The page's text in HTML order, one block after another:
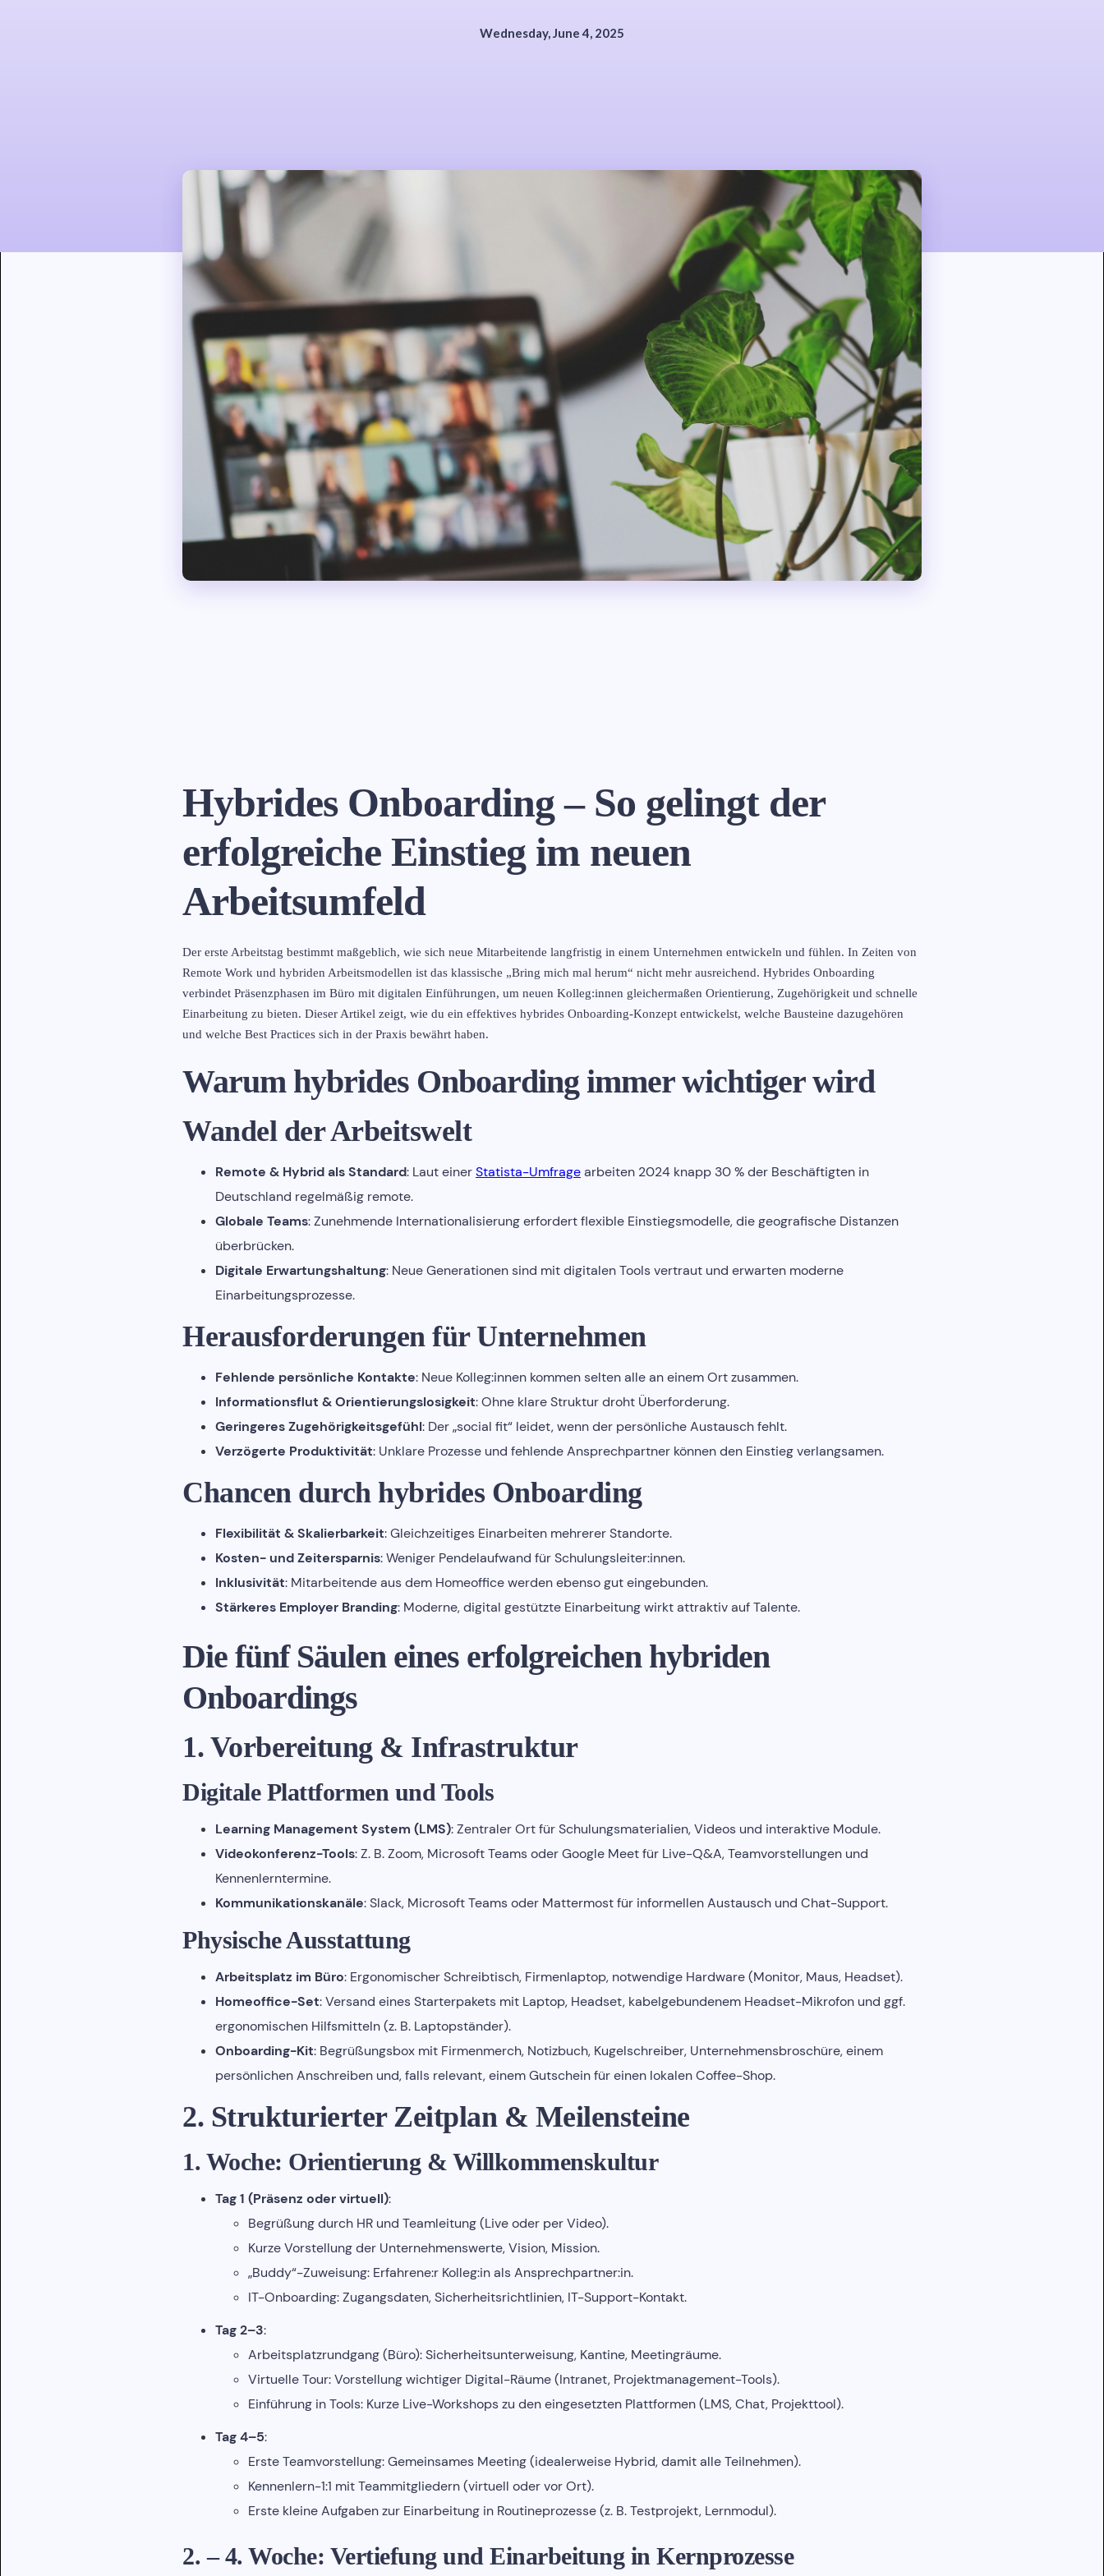
Wednesday, June 4, 2025
Hybrides Onboarding – So gelingt der
erfolgreiche Einstieg im neuen
Arbeitsumfeld
Der erste Arbeitstag bestimmt maßgeblich, wie sich neue Mitarbeitende langfristig in einem Unternehmen entwickeln und fühlen. In Zeiten von
Remote Work und hybriden Arbeitsmodellen ist das klassische „Bring mich mal herum“ nicht mehr ausreichend. Hybrides Onboarding
verbindet Präsenzphasen im Büro mit digitalen Einführungen, um neuen Kolleg:innen gleichermaßen Orientierung, Zugehörigkeit und schnelle
Einarbeitung zu bieten. Dieser Artikel zeigt, wie du ein effektives hybrides Onboarding-Konzept entwickelst, welche Bausteine dazugehören
und welche Best Practices sich in der Praxis bewährt haben.
Warum hybrides Onboarding immer wichtiger wird
Wandel der Arbeitswelt
Remote & Hybrid als Standard: Laut einerStatista-Umfragearbeiten 2024 knapp 30 % der Beschäftigten in
Deutschland regelmäßig remote.
Globale Teams: Zunehmende Internationalisierung erfordert flexible Einstiegsmodelle, die geografische Distanzen
überbrücken.
Digitale Erwartungshaltung: Neue Generationen sind mit digitalen Tools vertraut und erwarten moderne
Einarbeitungsprozesse.
Herausforderungen für Unternehmen
Fehlende persönliche Kontakte: Neue Kolleg:innen kommen selten alle an einem Ort zusammen.
Informationsflut & Orientierungslosigkeit: Ohne klare Struktur droht Überforderung.
Geringeres Zugehörigkeitsgefühl: Der „social fit“ leidet, wenn der persönliche Austausch fehlt.
Verzögerte Produktivität: Unklare Prozesse und fehlende Ansprechpartner können den Einstieg verlangsamen.
Chancen durch hybrides Onboarding
Flexibilität & Skalierbarkeit: Gleichzeitiges Einarbeiten mehrerer Standorte.
Kosten- und Zeitersparnis: Weniger Pendelaufwand für Schulungsleiter:innen.
Inklusivität: Mitarbeitende aus dem Homeoffice werden ebenso gut eingebunden.
Stärkeres Employer Branding: Moderne, digital gestützte Einarbeitung wirkt attraktiv auf Talente.
Die fünf Säulen eines erfolgreichen hybriden
Onboardings
1. Vorbereitung & Infrastruktur
Digitale Plattformen und Tools
Learning Management System (LMS): Zentraler Ort für Schulungsmaterialien, Videos und interaktive Module.
Videokonferenz-Tools: Z. B. Zoom, Microsoft Teams oder Google Meet für Live-Q&A, Teamvorstellungen und
Kennenlerntermine.
Kommunikationskanäle: Slack, Microsoft Teams oder Mattermost für informellen Austausch und Chat-Support.
Physische Ausstattung
Arbeitsplatz im Büro: Ergonomischer Schreibtisch, Firmenlaptop, notwendige Hardware (Monitor, Maus, Headset).
Homeoffice-Set: Versand eines Starterpakets mit Laptop, Headset, kabelgebundenem Headset-Mikrofon und ggf.
ergonomischen Hilfsmitteln (z. B. Laptopständer).
Onboarding-Kit: Begrüßungsbox mit Firmenmerch, Notizbuch, Kugelschreiber, Unternehmensbroschüre, einem
persönlichen Anschreiben und, falls relevant, einem Gutschein für einen lokalen Coffee-Shop.
2. Strukturierter Zeitplan & Meilensteine
1. Woche: Orientierung & Willkommenskultur
Tag 1 (Präsenz oder virtuell):
Begrüßung durch HR und Teamleitung (Live oder per Video).
Kurze Vorstellung der Unternehmenswerte, Vision, Mission.
„Buddy“-Zuweisung: Erfahrene:r Kolleg:in als Ansprechpartner:in.
IT-Onboarding: Zugangsdaten, Sicherheitsrichtlinien, IT-Support-Kontakt.
Tag 2–3:
Arbeitsplatzrundgang (Büro): Sicherheitsunterweisung, Kantine, Meetingräume.
Virtuelle Tour: Vorstellung wichtiger Digital-Räume (Intranet, Projektmanagement-Tools).
Einführung in Tools: Kurze Live-Workshops zu den eingesetzten Plattformen (LMS, Chat, Projekttool).
Tag 4–5:
Erste Teamvorstellung: Gemeinsames Meeting (idealerweise Hybrid, damit alle Teilnehmen).
Kennenlern-1:1 mit Teammitgliedern (virtuell oder vor Ort).
Erste kleine Aufgaben zur Einarbeitung in Routineprozesse (z. B. Testprojekt, Lernmodul).
2. – 4. Woche: Vertiefung und Einarbeitung in Kernprozesse